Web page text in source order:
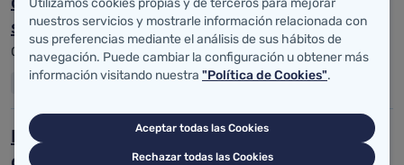
sangre en espacios culturales de Cantabria
03 de junio de 2020
Noticias Portada
Reanudación de plazos administrativos en
Utilizamos cookies propias y de terceros para mejorar
nuestros servicios y mostrarle información relacionada con
sus preferencias mediante el análisis de sus hábitos de
navegación. Puede cambiar la configuración u obtener más
información visitando nuestra "Política de Cookies".
Aceptar todas las Cookies
Rechazar todas las Cookies